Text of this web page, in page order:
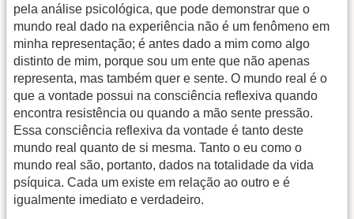
pela análise psicológica, que pode demonstrar que o
mundo real dado na experiência não é um fenômeno em
minha representação; é antes dado a mim como algo
distinto de mim, porque sou um ente que não apenas
representa, mas também quer e sente. O mundo real é o
que a vontade possui na consciência reflexiva quando
encontra resistência ou quando a mão sente pressão.
Essa consciência reflexiva da vontade é tanto deste
mundo real quanto de si mesma. Tanto o eu como o
mundo real são, portanto, dados na totalidade da vida
psíquica. Cada um existe em relação ao outro e é
igualmente imediato e verdadeiro.